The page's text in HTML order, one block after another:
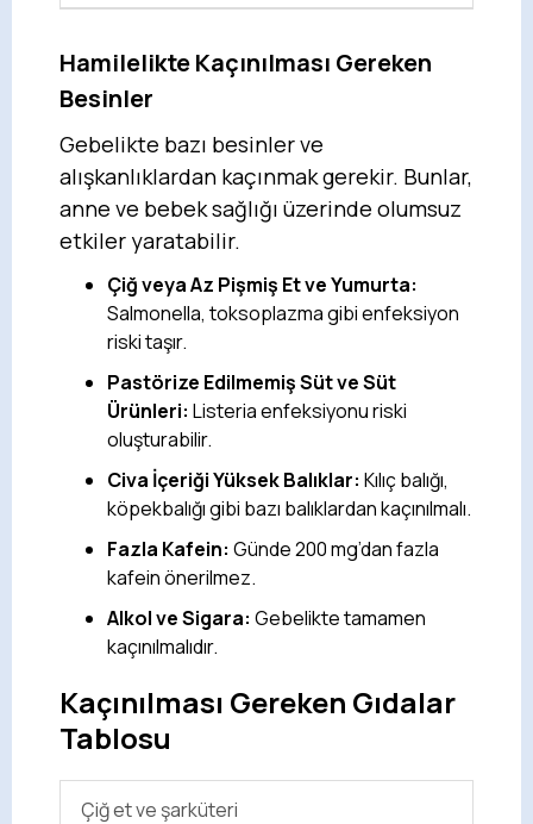
Hamilelikte Kaçınılması Gereken
Besinler
Gebelikte bazı besinler ve
alışkanlıklardan kaçınmak gerekir. Bunlar,
anne ve bebek sağlığı üzerinde olumsuz
etkiler yaratabilir.
Çiğ veya Az Pişmiş Et ve Yumurta:
Salmonella, toksoplazma gibi enfeksiyon
riski taşır.
Pastörize Edilmemiş Süt ve Süt
Ürünleri: Listeria enfeksiyonu riski
oluşturabilir.
Civa İçeriği Yüksek Balıklar: Kılıç balığı,
köpekbalığı gibi bazı balıklardan kaçınılmalı.
Fazla Kafein: Günde 200 mg’dan fazla
kafein önerilmez.
Alkol ve Sigara: Gebelikte tamamen
kaçınılmalıdır.
Kaçınılması Gereken Gıdalar
Tablosu
Çiğ et ve şarküteri